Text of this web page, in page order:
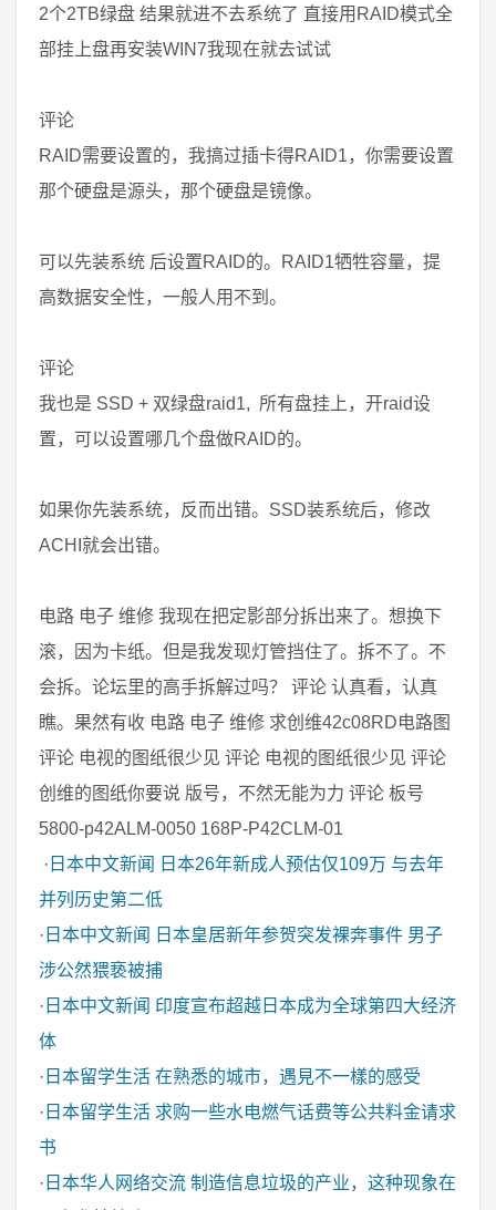
2个2TB绿盘 结果就进不去系统了 直接用RAID模式全
部挂上盘再安装WIN7我现在就去试试
评论
RAID需要设置的，我搞过插卡得RAID1，你需要设置
那个硬盘是源头，那个硬盘是镜像。
可以先装系统 后设置RAID的。RAID1牺牲容量，提
高数据安全性，一般人用不到。
评论
我也是 SSD + 双绿盘raid1, 所有盘挂上，开raid设
置，可以设置哪几个盘做RAID的。
如果你先装系统，反而出错。SSD装系统后，修改
ACHI就会出错。
电路 电子 维修 我现在把定影部分拆出来了。想换下
滚，因为卡纸。但是我发现灯管挡住了。拆不了。不
会拆。论坛里的高手拆解过吗？ 评论 认真看，认真
瞧。果然有收 电路 电子 维修 求创维42c08RD电路图
评论 电视的图纸很少见 评论 电视的图纸很少见 评论
创维的图纸你要说 版号，不然无能为力 评论 板号
5800-p42ALM-0050 168P-P42CLM-01
· 日本中文新闻
日本26年新成人预估仅109万 与去年
并列历史第二低
· 日本中文新闻
日本皇居新年参贺突发裸奔事件 男子
涉公然猥亵被捕
· 日本中文新闻 印度宣布超越日本成为全球第四大经济
体
· 日本留学生活 在熟悉的城市，遇見不一樣的感受
· 日本留学生活 求购一些水电燃气话费等公共料金请求
书
· 日本华人网络交流 制造信息垃圾的产业，这种现象在